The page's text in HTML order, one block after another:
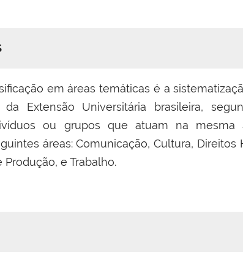
em áreas temáticas é a
Extensão Universitária brasileira,
ou grupos que atuam na mesma
áreas: Comunicação, Cultura,
e Trabalho.